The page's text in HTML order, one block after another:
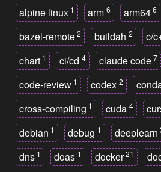
alpine linux 1 arm 6 arm64 6
bazel-remote 2 buildah 2 c/
chart 1 ci/cd 4 claude code 7
code-review 1 codex 2
cross-compiling 1 cuda 4
debian 1 debug 1 deeplearn
dns 1 doas 1 docker 21